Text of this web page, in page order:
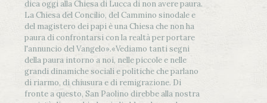
dica oggi alla Chiesa di Lucca di non avere paura.
La Chiesa del Concilio, del Cammino sinodale e
del magistero dei papi è una Chiesa che non ha
paura di confrontarsi con la realtà per portare
l'annuncio del Vangelo».«Vediamo tanti segni
della paura intorno a noi, nelle piccole e nelle
grandi dinamiche sociali e politiche che parlano
di riarmo, di chiusura e di remigrazione. Di
fronte a questo, San Paolino direbbe alla nostra